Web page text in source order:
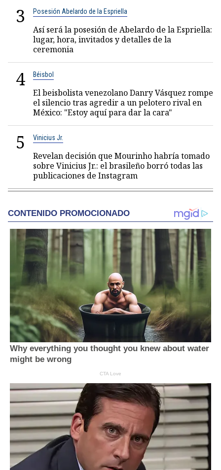
3 Posesión Abelardo de la Espriella
Así será la posesión de Abelardo de la Espriella:
lugar, hora, invitados y detalles de la
ceremonia
4 Béisbol
El beisbolista venezolano Danry Vásquez rompe
el silencio tras agredir a un pelotero rival en
México: "Estoy aquí para dar la cara"
5 Vinicius Jr.
Revelan decisión que Mourinho habría tomado
sobre Vinicius Jr.: el brasileño borró todas las
publicaciones de Instagram